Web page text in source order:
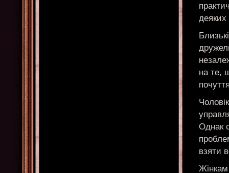
на те,
Однак
взяти
Жінкам